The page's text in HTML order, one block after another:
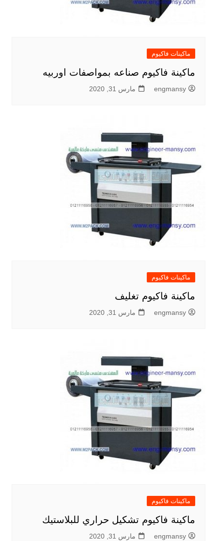
ماكينات فاكيوم
ماكينة فاكيوم صناعه بمواصفات اوربيه
engmansy مارس 31, 2020
ماكينات فاكيوم
ماكينة فاكيوم تغليف
engmansy مارس 31, 2020
ماكينات فاكيوم
ماكينة فاكيوم تشكيل حراري للبلاستيك
engmansy مارس 31, 2020